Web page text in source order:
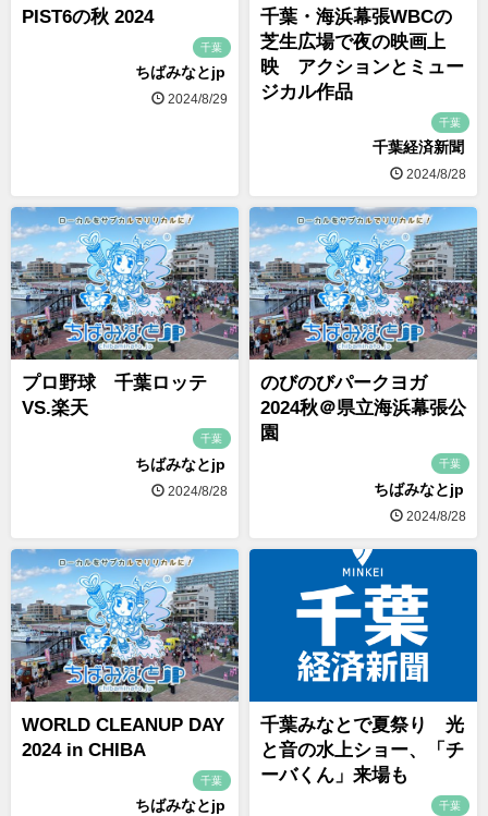
PIST6の秋 2024
千葉
ちばみなとjp
2024/8/29
千葉・海浜幕張WBCの
芝生広場で夜の映画上
映 アクションとミュー
ジカル作品
千葉
千葉経済新聞
2024/8/28
プロ野球 千葉ロッテ
VS.楽天
千葉
ちばみなとjp
2024/8/28
のびのびパークヨガ
2024秋＠県立海浜幕張公
園
千葉
ちばみなとjp
2024/8/28
WORLD CLEANUP DAY
2024 in CHIBA
千葉
ちばみなとjp
千葉みなとで夏祭り 光
と音の水上ショー、「チ
ーバくん」来場も
千葉